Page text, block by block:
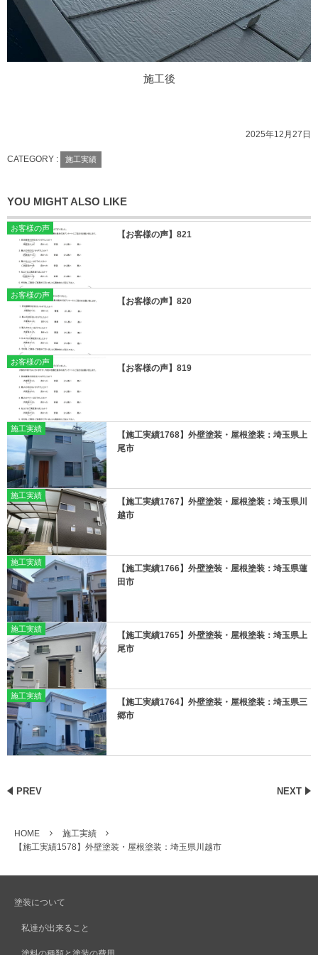
施工後
2025年12月27日
CATEGORY : 施工実績
YOU MIGHT ALSO LIKE
お客様の声
【お客様の声】821
お客様の声
【お客様の声】820
お客様の声
【お客様の声】819
施工実績
【施工実績1768】外壁塗装・屋根塗装：埼玉県上
尾市
施工実績
【施工実績1767】外壁塗装・屋根塗装：埼玉県川
越市
施工実績
【施工実績1766】外壁塗装・屋根塗装：埼玉県蓮
田市
施工実績
【施工実績1765】外壁塗装・屋根塗装：埼玉県上
尾市
施工実績
【施工実績1764】外壁塗装・屋根塗装：埼玉県三
郷市
PREV NEXT
HOME
施工実績
【施工実績1578】外壁塗装・屋根塗装：埼玉県川越市
塗装について
私達が出来ること